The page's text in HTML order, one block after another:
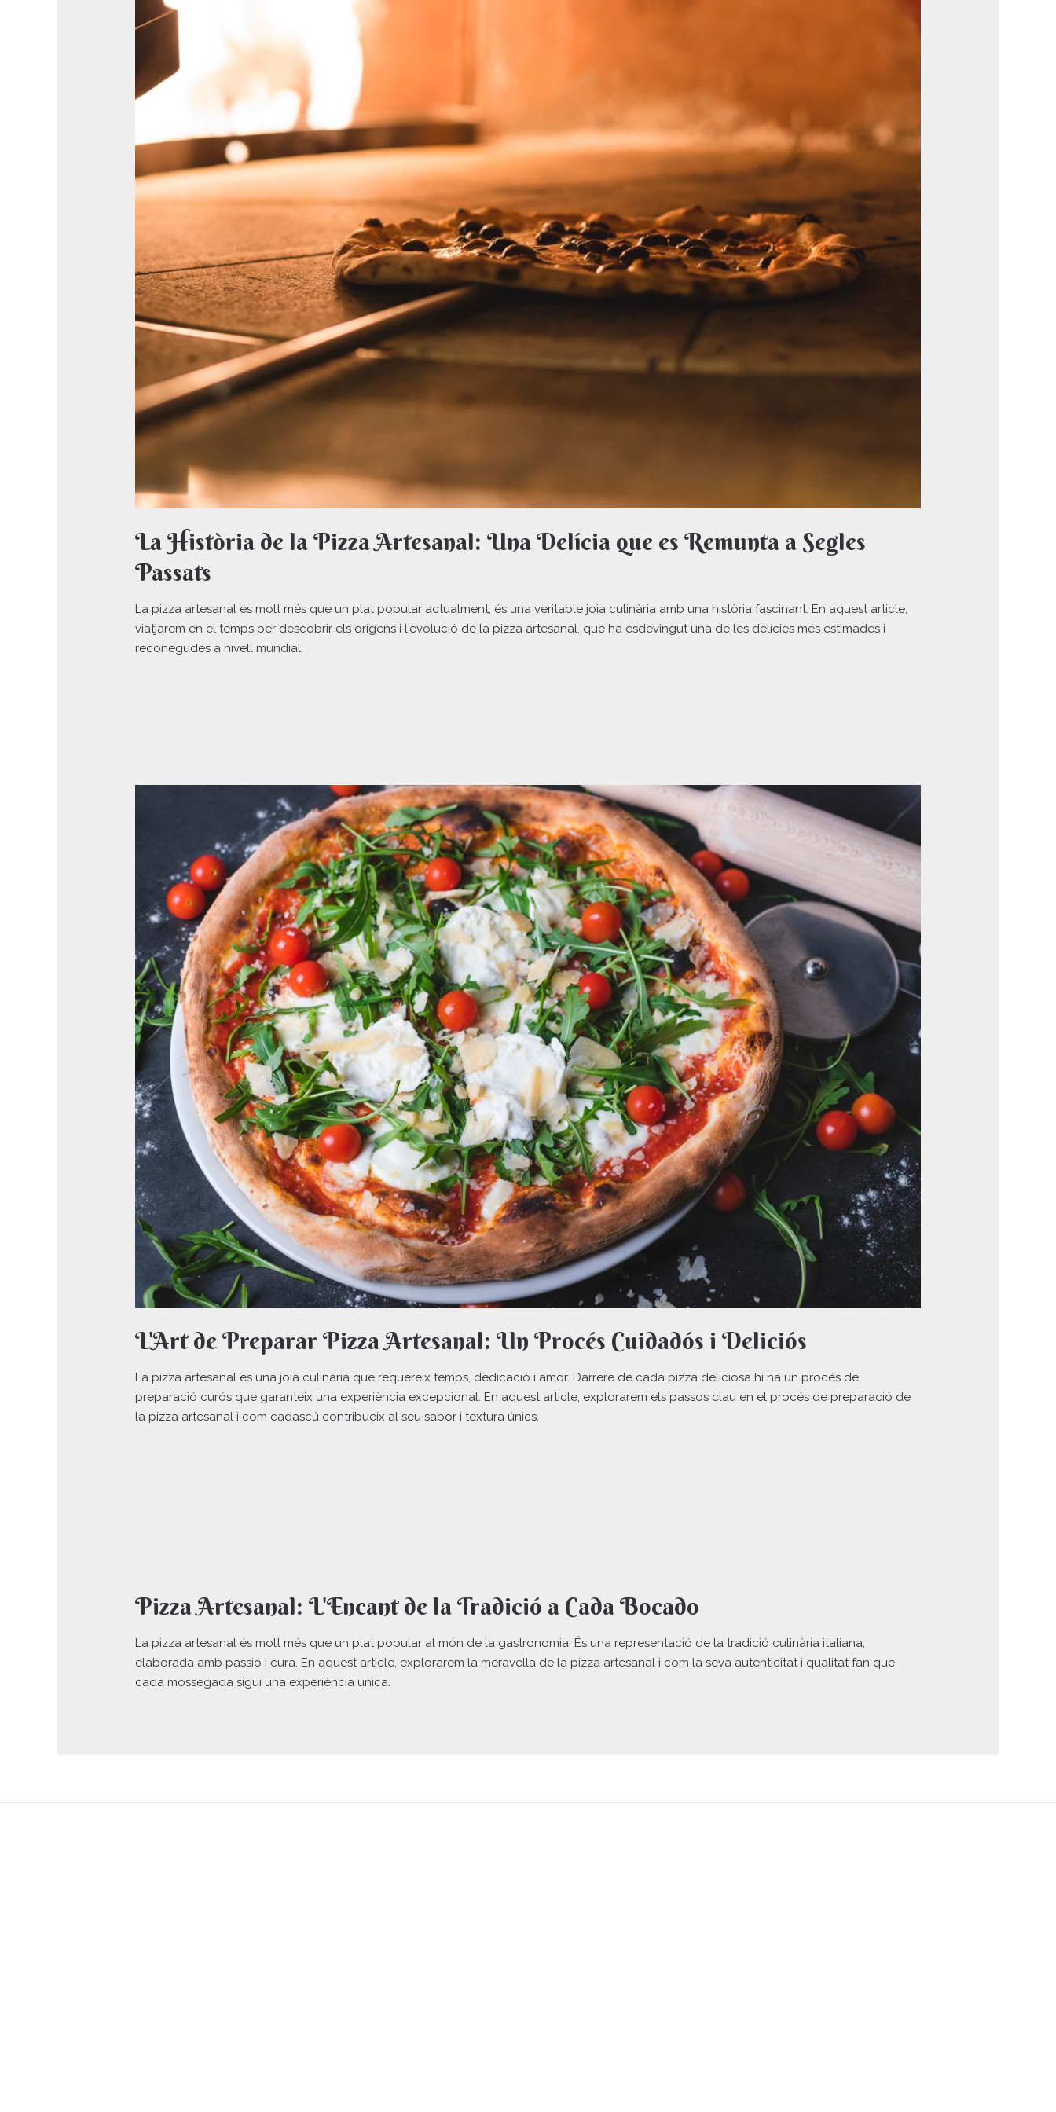
La Història de la Pizza Artesanal: Una Delícia que es Remunta a Segles
Passats
La pizza artesanal és molt més que un plat popular actualment; és una veritable joia culinària amb una història fascinant. En aquest article,
viatjarem en el temps per descobrir els orígens i l'evolució de la pizza artesanal, que ha esdevingut una de les delícies més estimades i
reconegudes a nivell mundial.
L'Art de Preparar Pizza Artesanal: Un Procés Cuidadós i Deliciós
La pizza artesanal és una joia culinària que requereix temps, dedicació i amor. Darrere de cada pizza deliciosa hi ha un procés de
preparació curós que garanteix una experiència excepcional. En aquest article, explorarem els passos clau en el procés de preparació de
la pizza artesanal i com cadascú contribueix al seu sabor i textura únics.
Pizza Artesanal: L'Encant de la Tradició a Cada Bocado
La pizza artesanal és molt més que un plat popular al món de la gastronomia. És una representació de la tradició culinària italiana,
elaborada amb passió i cura. En aquest article, explorarem la meravella de la pizza artesanal i com la seva autenticitat i qualitat fan que
cada mossegada sigui una experiència única.